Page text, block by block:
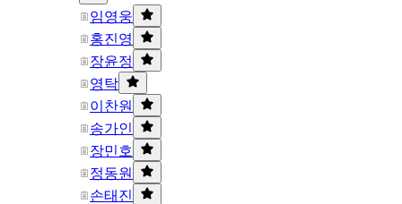
임영웅
홍진영
장윤정
영탁
이찬원
송가인
장민호
정동원
손태진